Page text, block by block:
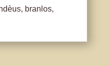
branlos,